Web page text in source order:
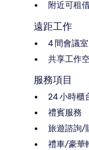
附近可租
遠距工作
4 間會議室
共享工作
服務項目
24 小時櫃
禮賓服務
旅遊諮詢/
禮車/豪華